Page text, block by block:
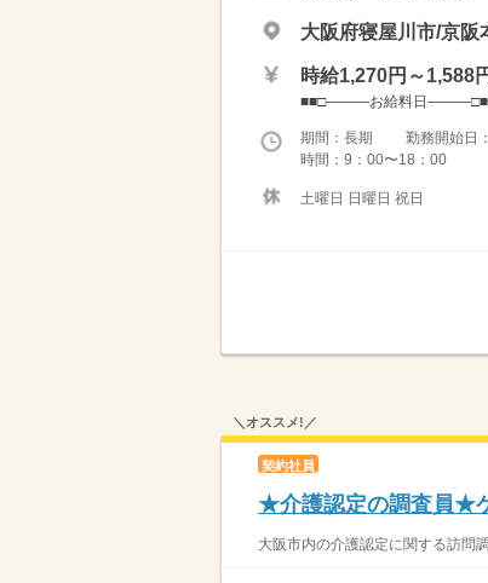
大阪府寝屋川市/京阪
時給1,270円～1,588
■■□―――お給料日―――□■■
期間：長期 勤務開始日
時間：9：00〜18：00
土曜日 日曜日 祝日
＼オススメ!／
契約社員
★介護認定の調査員★
大阪市内の介護認定に関する訪問